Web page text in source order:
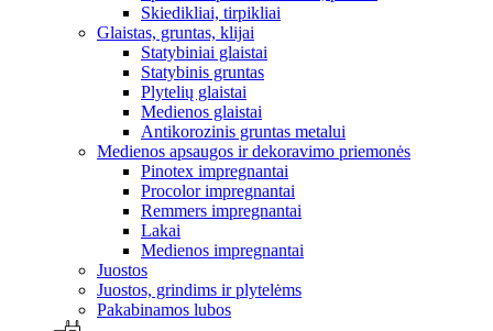
Skiedikliai, tirpikliai
Glaistas, gruntas, klijai
Statybiniai glaistai
Statybinis gruntas
Plytelių glaistai
Medienos glaistai
Antikorozinis gruntas metalui
Medienos apsaugos ir dekoravimo priemonės
Pinotex impregnantai
Procolor impregnantai
Remmers impregnantai
Lakai
Medienos impregnantai
Juostos
Juostos, grindims ir plytelėms
Pakabinamos lubos